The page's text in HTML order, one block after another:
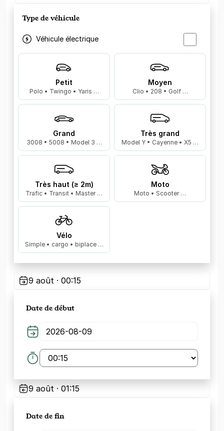
Type de véhicule
Véhicule électrique
Petit
Polo • Twingo • Yaris …
Moyen
Clio • 208 • Golf …
Grand
3008 • 5008 • Model 3 …
Très grand
Model Y • Cayenne • X5 …
Très haut (≥ 2m)
Trafic • Transit • Master …
Moto
Moto • Scooter …
Vélo
Simple • cargo • biplace …
9 août · 00:15
Date de début
9 août · 01:15
Date de fin